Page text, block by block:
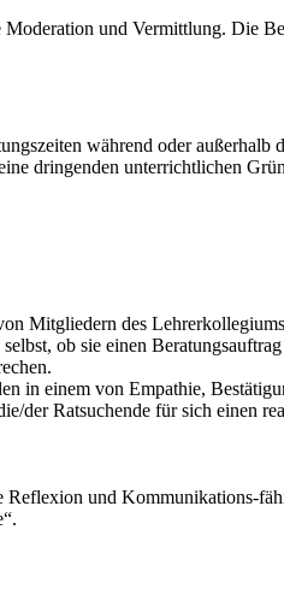
und Vermittlung. Die
während oder außerhalb
dringenden unterrichtlichen
Mitgliedern des
ob sie einen
in einem von Empathie,
der Ratsuchende für sich einen
und Kommunikations-